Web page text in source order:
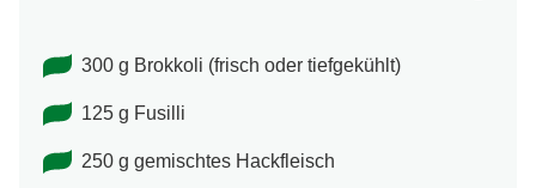
300 g Brokkoli (frisch oder tiefgekühlt)
125 g Fusilli
250 g gemischtes Hackfleisch